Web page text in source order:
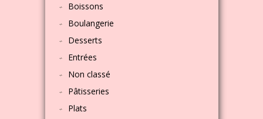
Boissons
Boulangerie
Desserts
Entrées
Non classé
Pâtisseries
Plats